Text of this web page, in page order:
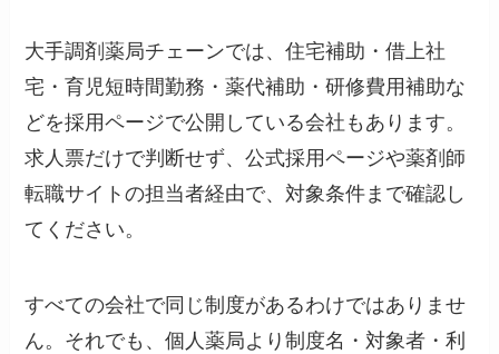
大手調剤薬局チェーンでは、住宅補助・借上社
宅・育児短時間勤務・薬代補助・研修費用補助な
どを採用ページで公開している会社もあります。
求人票だけで判断せず、公式採用ページや薬剤師
転職サイトの担当者経由で、対象条件まで確認し
てください。
すべての会社で同じ制度があるわけではありませ
ん。それでも、個人薬局より制度名・対象者・利